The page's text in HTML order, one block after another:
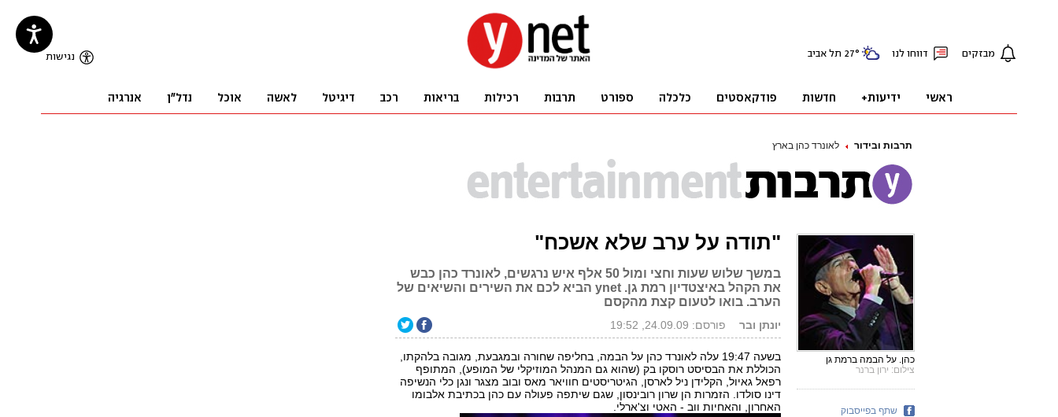
תרבות ובידור לאונרד כהן בארץ
"תודה על ערב שלא אשכח"
במשך שלוש שעות וחצי ומול 50 אלף איש נרגשים, לאונרד כהן כבש
את הקהל באיצטדיון רמת גן. ynet הביא לכם את השירים והשיאים של
הערב. בואו לטעום קצת מהקסם
יונתן ובר פורסם: 24.09.09, 19:52
בשעה 19:47 עלה לאונרד כהן על הבמה, בחליפה שחורה ובמגבעת, מגובה בלהקתו,
הכוללת את הבסיסט רוסקו בק (שהוא גם המנהל המוזיקלי של המופע), המתופף
רפאל גאיול, הקלידן ניל לארסן, הגיטריסטים חוויאר מאס ובוב מצגר ונגן כלי הנשיפה
דינו סולדו. הזמרות הן שרון רובינסון, שגם שיתפה פעולה עם כהן בכתיבת אלבומו
האחרון, והאחיות ווב - האטי וצ'ארלי.
כהן. על הבמה ברמת גן
צילום: ירון ברנר
שתף בפייסבוק